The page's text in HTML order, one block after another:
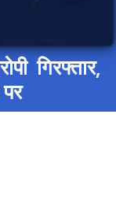
गिरफ्तार,